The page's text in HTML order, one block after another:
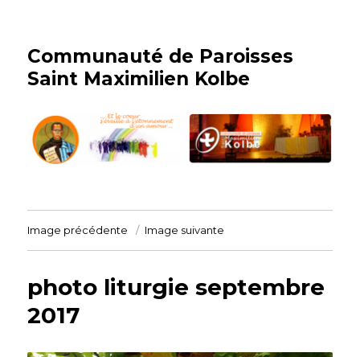
Communauté de Paroisses
Saint Maximilien Kolbe
Image précédente Image suivante
photo liturgie septembre
2017